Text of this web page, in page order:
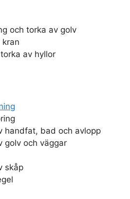
och torka av golv
av hyllor
handfat, bad och avlopp
golv och väggar
skåp